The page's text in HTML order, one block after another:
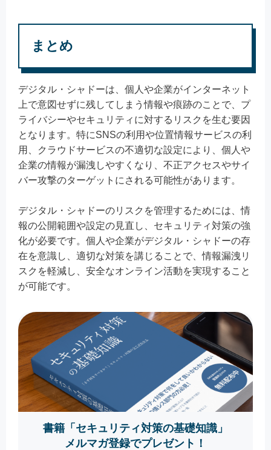
まとめ
デジタル・シャドーは、個人や企業がインターネット
上で意図せずに残してしまう情報や痕跡のことで、プ
ライバシーやセキュリティに対するリスクを生む要因
となります。特にSNSの利用や位置情報サービスの利
用、クラウドサービスの不適切な設定により、個人や
企業の情報が漏洩しやすくなり、不正アクセスやサイ
バー攻撃のターゲットにされる可能性があります。
デジタル・シャドーのリスクを管理するためには、情
報の公開範囲や設定の見直し、セキュリティ対策の強
化が必要です。個人や企業がデジタル・シャドーの存
在を意識し、適切な対策を講じることで、情報漏洩リ
スクを軽減し、安全なオンライン活動を実現すること
が可能です。
書籍「セキュリティ対策の基礎知識」
メルマガ登録でプレゼント！